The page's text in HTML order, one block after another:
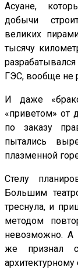
Асуане,
добычи
великих
тысячу
ГЭС, вообще не
И даже
«приветом» от
по заказу
пытались
плазменной
Стелу
Большим
треснула, и
методом
невозможно. А
же признал